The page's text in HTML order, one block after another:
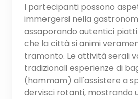
I partecipanti possono
immergersi nella
assaporando autentici
che la città si animi
tramonto. Le attività serali
tradizionali esperienze di
(hammam) all'assistere a
dervisci rotanti, mostrando